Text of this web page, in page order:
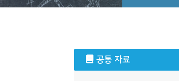
공통 자료